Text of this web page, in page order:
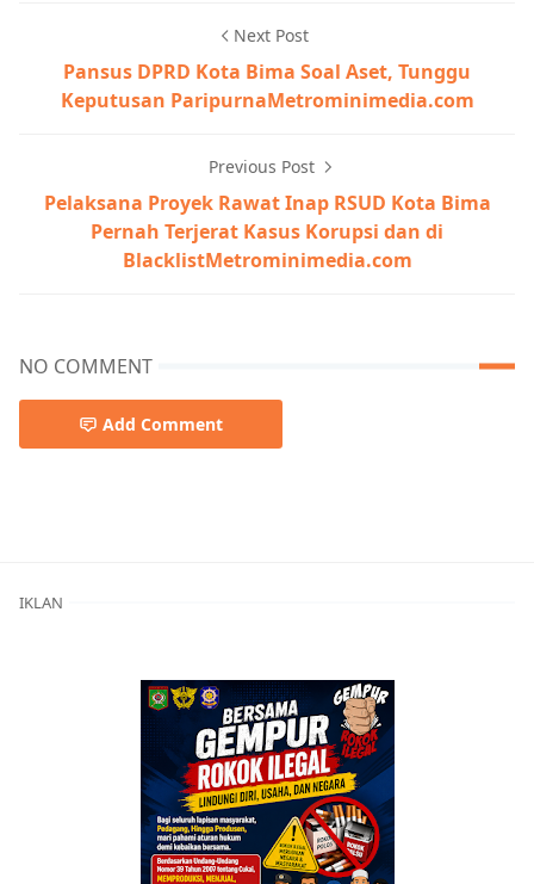
Next Post
Pansus DPRD Kota Bima Soal Aset, Tunggu
Keputusan ParipurnaMetrominimedia.com
Previous Post
Pelaksana Proyek Rawat Inap RSUD Kota Bima
Pernah Terjerat Kasus Korupsi dan di
BlacklistMetrominimedia.com
NO COMMENT
Add Comment
IKLAN